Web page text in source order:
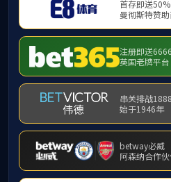
提示：您当前ip并非校内地址，
首页